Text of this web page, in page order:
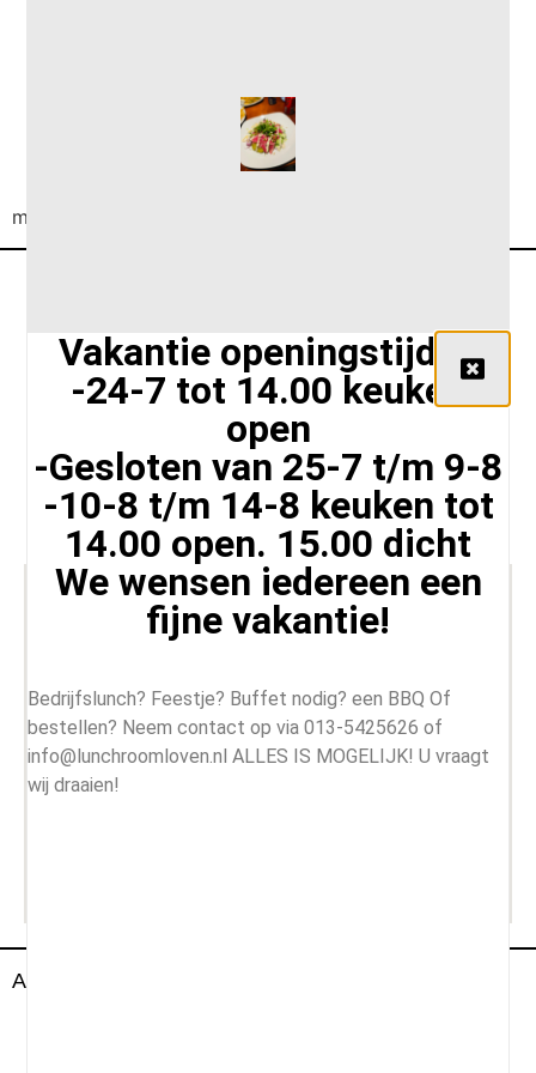
Brie (kaal) €4,25
meerprijs stokbroodje + €1,00
Siriusstraat 102 A, 5015 BT Tilburg,
Nederland
+31 135425626 info@lunchroomloven.nl
All Rightd Reserved By Lunch Room
Vakantie openingstijden
-24-7 tot 14.00 keuken
open
-Gesloten van 25-7 t/m 9-8
-10-8 t/m 14-8 keuken tot
14.00 open. 15.00 dicht
We wensen iedereen een
fijne vakantie!
Bedrijfslunch? Feestje? Buffet nodig? een BBQ Of
bestellen? Neem contact op via 013-5425626 of
info@lunchroomloven.nl ALLES IS MOGELIJK! U vraagt
wij draaien!